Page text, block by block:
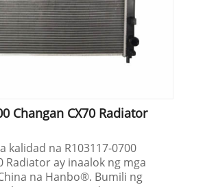
Changan CX70 Radiator
kalidad na R103117-0700
Radiator ay inaalok ng mga
na Hanbo®. Bumili ng